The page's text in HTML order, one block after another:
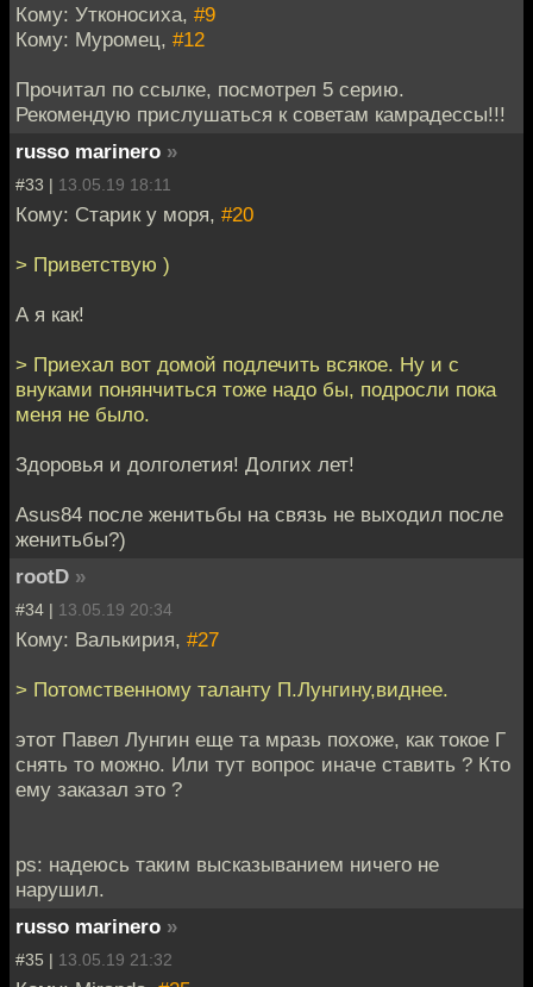
Кому: Утконосиха, #9
Кому: Муромец, #12
Прочитал по ссылке, посмотрел 5 серию.
Рекомендую прислушаться к советам камрадессы!!!
russo marinero »
#33 | 13.05.19 18:11
Кому: Старик у моря, #20
> Приветствую )
А я как!
> Приехал вот домой подлечить всякое. Ну и с
внуками понянчиться тоже надо бы, подросли пока
меня не было.
Здоровья и долголетия! Долгих лет!
Asus84 после женитьбы на связь не выходил после
женитьбы?)
rootD »
#34 | 13.05.19 20:34
Кому: Валькирия, #27
> Потомственному таланту П.Лунгину,виднее.
этот Павел Лунгин еще та мразь похоже, как токое Г
снять то можно. Или тут вопрос иначе ставить ? Кто
ему заказал это ?
ps: надеюсь таким высказыванием ничего не
нарушил.
russo marinero »
#35 | 13.05.19 21:32